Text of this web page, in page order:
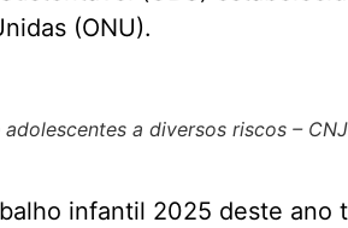
(ONU).
a diversos riscos – CNJ
infantil 2025 deste ano